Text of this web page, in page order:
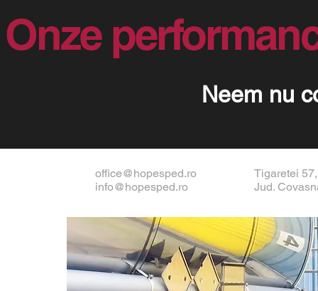
Onze
Neem nu
office@hopesped.ro
info@hopesped.ro
Tigaretei
Jud.